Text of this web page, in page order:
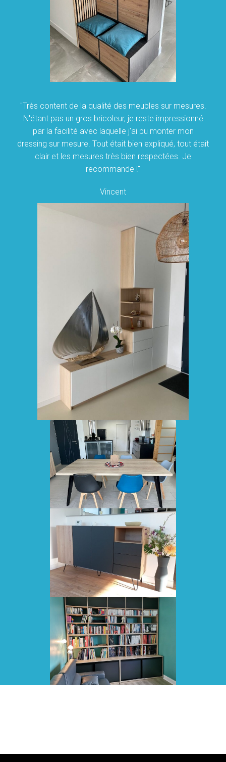
"Très content de la qualité des meubles sur mesures.
N'étant pas un gros bricoleur, je reste impressionné
par la facilité avec laquelle j'ai pu monter mon
dressing sur mesure. Tout était bien expliqué, tout était
clair et les mesures très bien respectées. Je
recommande !"
Vincent